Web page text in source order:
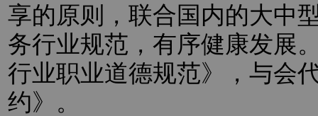
享的原则，联合国内的大中
务行业规范，有序健康发展
行业职业道德规范》，与会
约》。